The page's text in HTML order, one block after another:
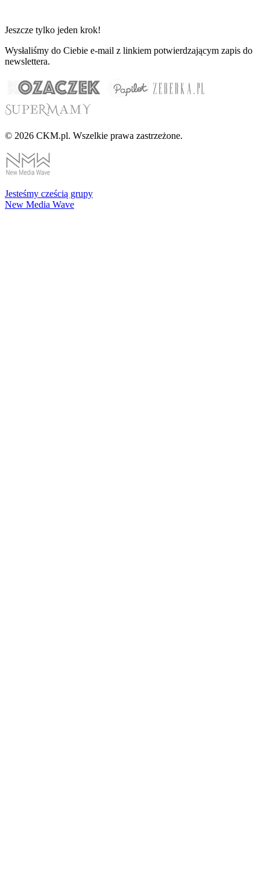
Jeszcze tylko jeden krok!
Wysłaliśmy do Ciebie e-mail z linkiem potwierdzającym zapis do
newslettera.
© 2026 CKM.pl. Wszelkie prawa zastrzeżone.
Jesteśmy cześcią grupy
New Media Wave